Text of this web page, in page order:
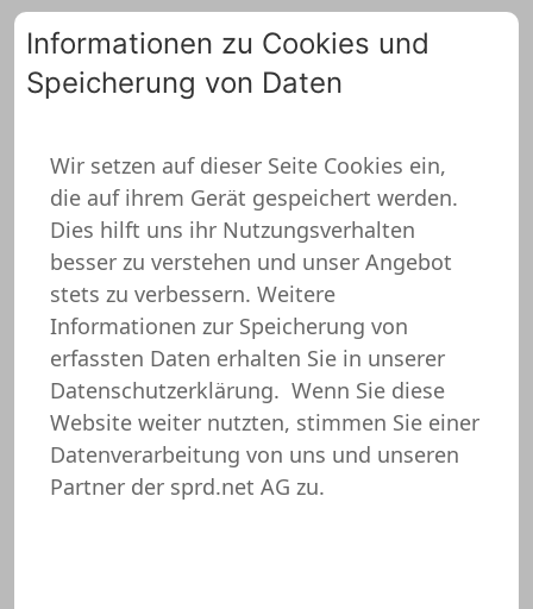
Geburtstagsgeschenk
Vater Poloshirt
Informationen zu Cookies und
Speicherung von Daten
Wir setzen auf dieser Seite Cookies ein,
die auf ihrem Gerät gespeichert werden.
Dies hilft uns ihr Nutzungsverhalten
besser zu verstehen und unser Angebot
stets zu verbessern. Weitere
Informationen zur Speicherung von
erfassten Daten erhalten Sie in unserer
Datenschutzerklärung. Wenn Sie diese
Website weiter nutzten, stimmen Sie einer
Datenverarbeitung von uns und unseren
Partner der sprd.net AG zu.